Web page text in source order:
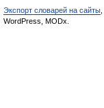
Экспорт словарей на сайты
WordPress, MODx.